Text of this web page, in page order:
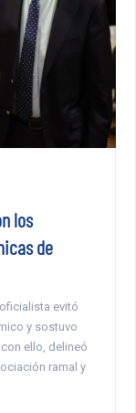
los
de
evitó
y sostuvo
ello, delineó
ramal y